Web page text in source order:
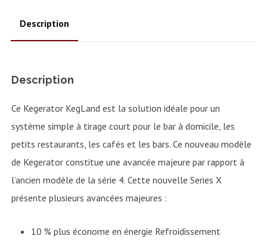
Description
Description
Ce Kegerator KegLand est la solution idéale pour un
système simple à tirage court pour le bar à domicile, les
petits restaurants, les cafés et les bars. Ce nouveau modèle
de Kegerator constitue une avancée majeure par rapport à
l’ancien modèle de la série 4. Cette nouvelle Series X
présente plusieurs avancées majeures :
10 % plus économe en énergie Refroidissement